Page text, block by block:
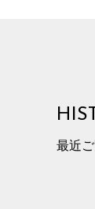
最近